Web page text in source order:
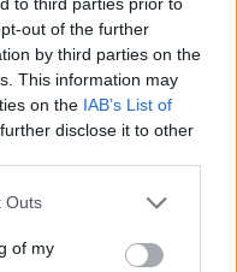
out of the further
by third parties on the
This information may
on the IAB’s List of
disclose it to other
Outs
of my
voto